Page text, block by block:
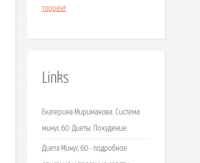
торрент
Links
Екатерина Мириманова. Система
минус 60. Диеты. Похудение.
Диета Минус 60 - подробное